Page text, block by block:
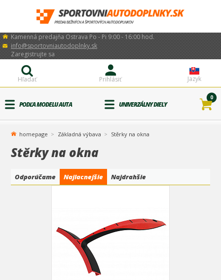
Kamenná predajňa Ostrava Po - Pi 9:00 - 16:00 hod.
info@sportovniautodoplnky.sk
Jazyk
Prihlásiť
Zaregistrujte sa
Hľadať
PODĽA MODELU AUTA UNIVERZÁLNY DIELY
0
homepage Základná výbava Stěrky na okna
Stěrky na okna
Odporúčame Najlacnejšie Najdrahšie